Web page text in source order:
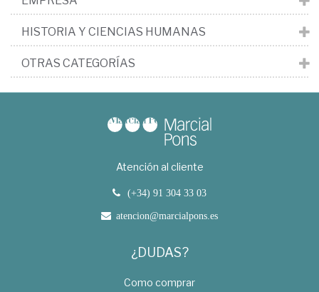
HISTORIA Y CIENCIAS HUMANAS
OTRAS CATEGORÍAS
Atención al cliente
(+34) 91 304 33 03
atencion@marcialpons.es
¿DUDAS?
Como comprar